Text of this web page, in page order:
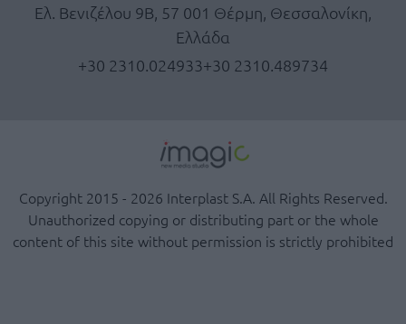
Ελ. Βενιζέλου 9Β, 57 001 Θέρμη, Θεσσαλονίκη,
Ελλάδα
+30 2310.024933+30 2310.489734
Copyright 2015 - 2026 Interplast S.A. All Rights Reserved.
Unauthorized copying or distributing part or the whole
content of this site without permission is strictly prohibited